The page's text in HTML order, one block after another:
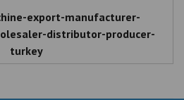
export-manufacturer-
distributor-producer-
turkey